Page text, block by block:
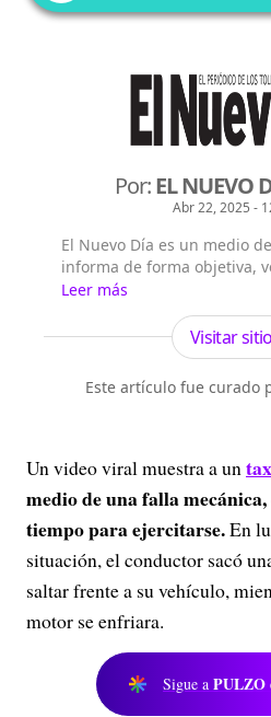
Por:EL NUEVO
Abr 22, 2025 -
El Nuevo Día es un medio
informa de forma objetiva,
sucesos de actualidad en
Colombia y el Mundo.
Leer más
Visitar sitio
Este artículo fue curado
Un video viral muestra a un
medio de una falla
tiempo para ejercitarse.En
situación, el conductor sacó
saltar frente a su vehículo,
motor se enfriara.
Sigue a PULZO